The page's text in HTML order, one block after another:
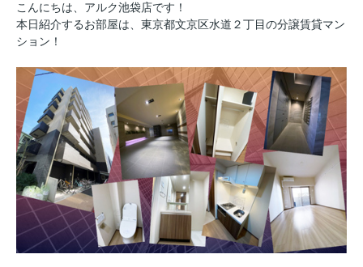
こんにちは、アルク池袋店です！
本日紹介するお部屋は、東京都文京区水道２丁目の分譲賃貸マン
ション！